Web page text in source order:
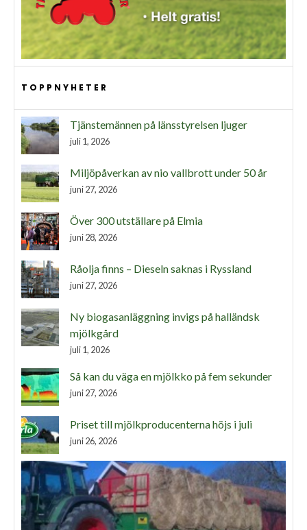
TOPPNYHETER
Tjänstemännen på länsstyrelsen ljuger
juli 1, 2026
Miljöpåverkan av nio vallbrott under 50 år
juni 27, 2026
Över 300 utställare på Elmia
juni 28, 2026
Råolja finns – Dieseln saknas i Ryssland
juni 27, 2026
Ny biogasanläggning invigs på halländsk
mjölkgård
juli 1, 2026
Så kan du väga en mjölkko på fem sekunder
juni 27, 2026
Priset till mjölkproducenterna höjs i juli
juni 26, 2026